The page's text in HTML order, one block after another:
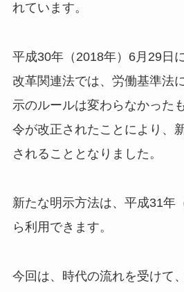
れています。
平成30年（2018年）6月29日
改革関連法では、労働基準法
示のルールは変わらなかった
令が改正されたことにより、
されることとなりました。
新たな明示方法は、平成31年
ら利用できます。
今回は、時代の流れを受けて